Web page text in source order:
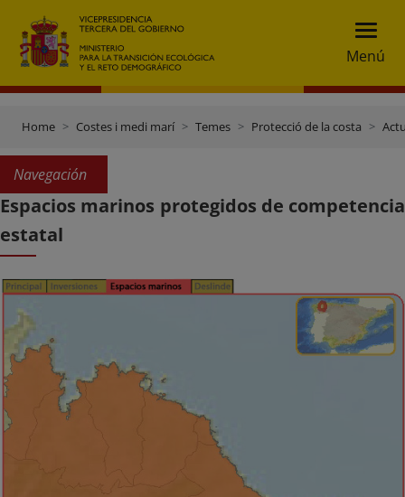
Menú
Home Costes i medi marí Temes Protecció de la costa
Navegación
Espacios marinos protegidos de competencia
estatal